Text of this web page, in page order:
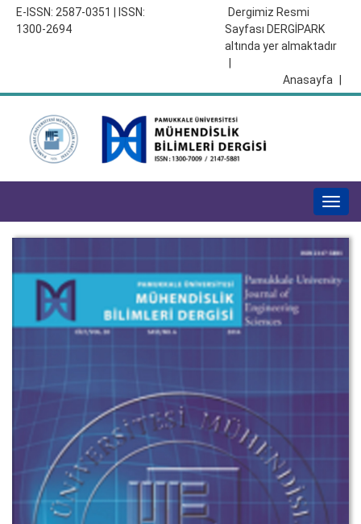
E-ISSN: 2587-0351 | ISSN:
1300-2694
Dergimiz Resmi
Sayfası DERGİPARK
altında yer almaktadır
Anasayfa